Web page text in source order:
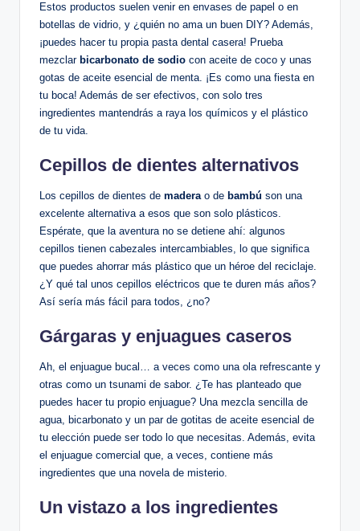
Estos productos suelen venir en envases de papel o en
botellas de vidrio, y ¿quién no ama un buen DIY? Además,
¡puedes hacer tu propia pasta dental casera! Prueba
mezclar bicarbonato de sodio con aceite de coco y unas
gotas de aceite esencial de menta. ¡Es como una fiesta en
tu boca! Además de ser efectivos, con solo tres
ingredientes mantendrás a raya los químicos y el plástico
de tu vida.
Cepillos de dientes alternativos
Los cepillos de dientes de maderao de bambú son una
excelente alternativa a esos que son solo plásticos.
Espérate, que la aventura no se detiene ahí: algunos
cepillos tienen cabezales intercambiables, lo que significa
que puedes ahorrar más plástico que un héroe del reciclaje.
¿Y qué tal unos cepillos eléctricos que te duren más años?
Así sería más fácil para todos, ¿no?
Gárgaras y enjuagues caseros
Ah, el enjuague bucal… a veces como una ola refrescante y
otras como un tsunami de sabor. ¿Te has planteado que
puedes hacer tu propio enjuague? Una mezcla sencilla de
agua, bicarbonato y un par de gotitas de aceite esencial de
tu elección puede ser todo lo que necesitas. Además, evita
el enjuague comercial que, a veces, contiene más
ingredientes que una novela de misterio.
Un vistazo a los ingredientes